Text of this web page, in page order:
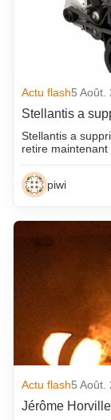
Actu flash5 Août.
Stellantis a
Stellantis a
retire
piwi
Actu flash5 Août.
Jérôme